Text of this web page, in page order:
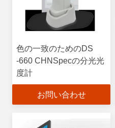
色の一致のためのDS
-660 CHNSpecの分光光
度計
お問い合わせ